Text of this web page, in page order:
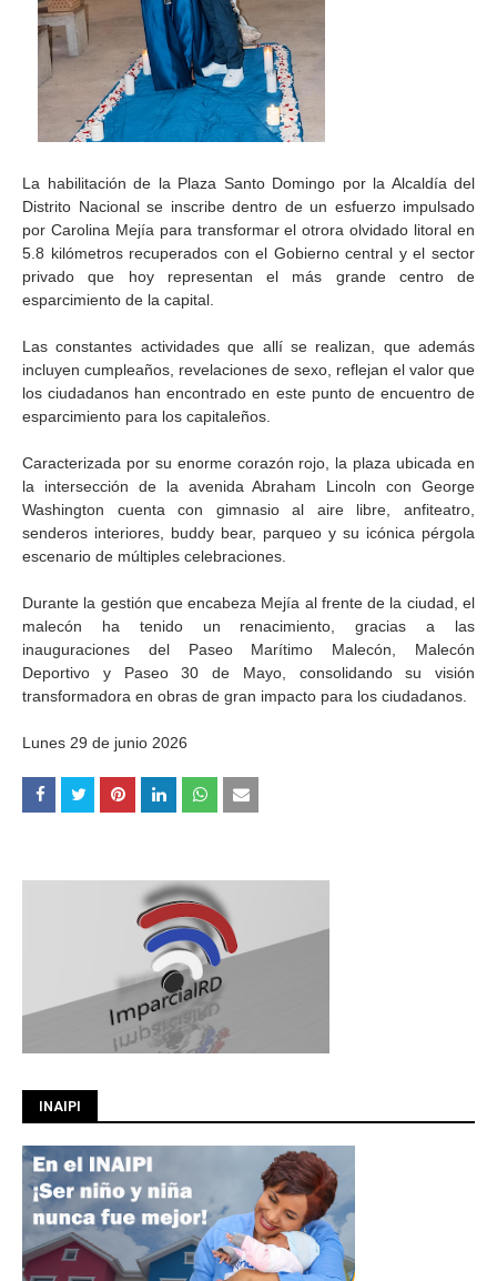
La habilitación de la Plaza Santo Domingo por la Alcaldía del
Distrito Nacional se inscribe dentro de un esfuerzo impulsado
por Carolina Mejía para transformar el otrora olvidado litoral en
5.8 kilómetros recuperados con el Gobierno central y el sector
privado que hoy representan el más grande centro de
esparcimiento de la capital.
Las constantes actividades que allí se realizan, que además
incluyen cumpleaños, revelaciones de sexo, reflejan el valor que
los ciudadanos han encontrado en este punto de encuentro de
esparcimiento para los capitaleños.
Caracterizada por su enorme corazón rojo, la plaza ubicada en
la intersección de la avenida Abraham Lincoln con George
Washington cuenta con gimnasio al aire libre, anfiteatro,
senderos interiores, buddy bear, parqueo y su icónica pérgola
escenario de múltiples celebraciones.
Durante la gestión que encabeza Mejía al frente de la ciudad, el
malecón ha tenido un renacimiento, gracias a las
inauguraciones del Paseo Marítimo Malecón, Malecón
Deportivo y Paseo 30 de Mayo, consolidando su visión
transformadora en obras de gran impacto para los ciudadanos.
Lunes 29 de junio 2026
INAIPI